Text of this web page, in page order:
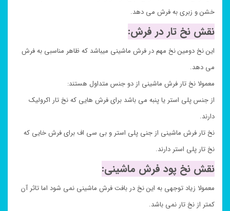
خشن و زبری به فرش می دهد.
نقش نخ تار در فرش:
این نخ دومین نخ مهم در فرش ماشینی میباشد که ظاهر مناسبی به فرش
می دهد.
معمولا نخ تار فرش ماشینی از دو جنس متداول هستند:
از جنس پلی استر یا پنبه می باشد برای فرش هایی که نخ تار اکرولیک
دارند.
نخ تار فرش ماشینی از جنی پلی استر و بی سی اف برای فرش خایی که
نخ تار پلی استر دارند.
نقش نخ پود فرش ماشینی:
معمولا زیاد توجهی به این نخ در بافت فرش ماشینی نمی شود اما تاثر آن
کمتر از نخ تار نمی باشد.